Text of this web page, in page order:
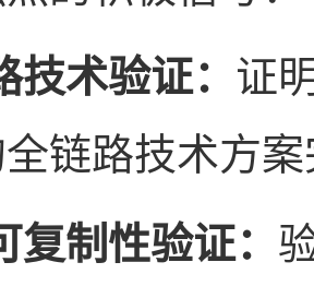
技术验证： 证
链路技术方
复制性验证：